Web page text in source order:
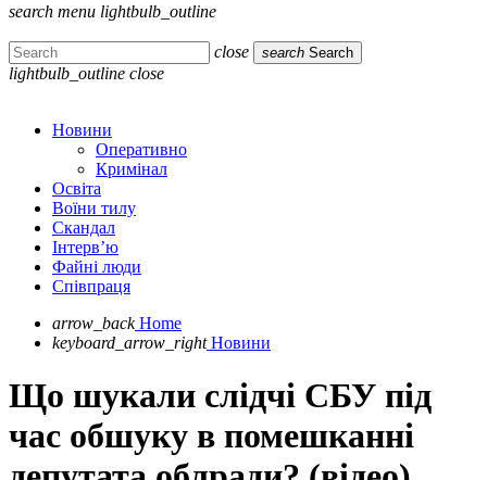
search menu lightbulb_outline
close search Search
lightbulb_outline close
Новини
Оперативно
Кримінал
Освіта
Воїни тилу
Скандал
Інтерв’ю
Файні люди
Співпраця
arrow_back Home
keyboard_arrow_right Новини
Що шукали слідчі СБУ під
час обшуку в помешканні